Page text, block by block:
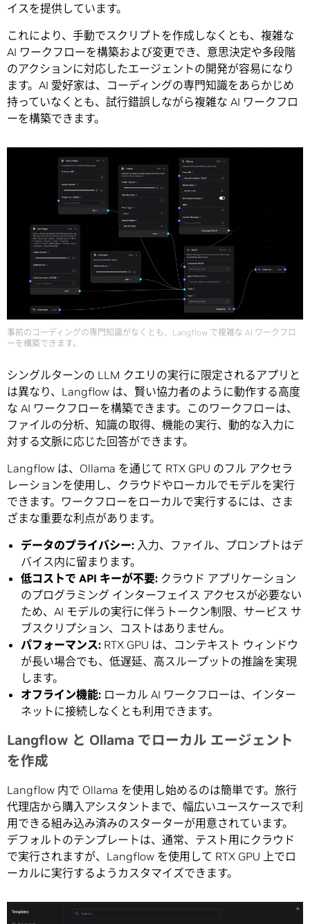
イスを提供しています。
これにより、手動でスクリプトを作成しなくとも、複雑な
AI ワークフローを構築および変更でき、意思決定や多段階
のアクションに対応したエージェントの開発が容易になり
ます。AI 愛好家は、コーディングの専門知識をあらかじめ
持っていなくとも、試行錯誤しながら複雑な AI ワークフロ
ーを構築できます。
事前のコーディングの専門知識がなくとも、Langflow で複雑な AI ワークフロ
ーを構築できます。
シングルターンの LLM クエリの実行に限定されるアプリと
は異なり、Langflow は、賢い協力者のように動作する高度
な AI ワークフローを構築できます。このワークフローは、
ファイルの分析、知識の取得、機能の実行、動的な入力に
対する文脈に応じた回答ができます。
Langflow は、Ollama を通じて RTX GPU のフル アクセラ
レーションを使用し、クラウドやローカルでモデルを実行
できます。ワークフローをローカルで実行するには、さま
ざまな重要な利点があります。
データのプライバシー: 入力、ファイル、プロンプトはデ
バイス内に留まります。
低コストで API キーが不要: クラウド アプリケーション
のプログラミング インターフェイス アクセスが必要ない
ため、AI モデルの実行に伴うトークン制限、サービス サ
ブスクリプション、コストはありません。
パフォーマンス: RTX GPU は、コンテキスト ウィンドウ
が長い場合でも、低遅延、高スループットの推論を実現
します。
オフライン機能: ローカル AI ワークフローは、インター
ネットに接続しなくとも利用できます。
Langflow と Ollama でローカル エージェント
を作成
Langflow 内で Ollama を使用し始めるのは簡単です。旅行
代理店から購入アシスタントまで、幅広いユースケースで利
用できる組み込み済みのスターターが用意されています。
デフォルトのテンプレートは、通常、テスト用にクラウド
で実行されますが、Langflow を使用して RTX GPU 上でロ
ーカルに実行するようカスタマイズできます。